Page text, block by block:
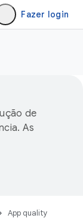
Fazer login
de
As
App quality